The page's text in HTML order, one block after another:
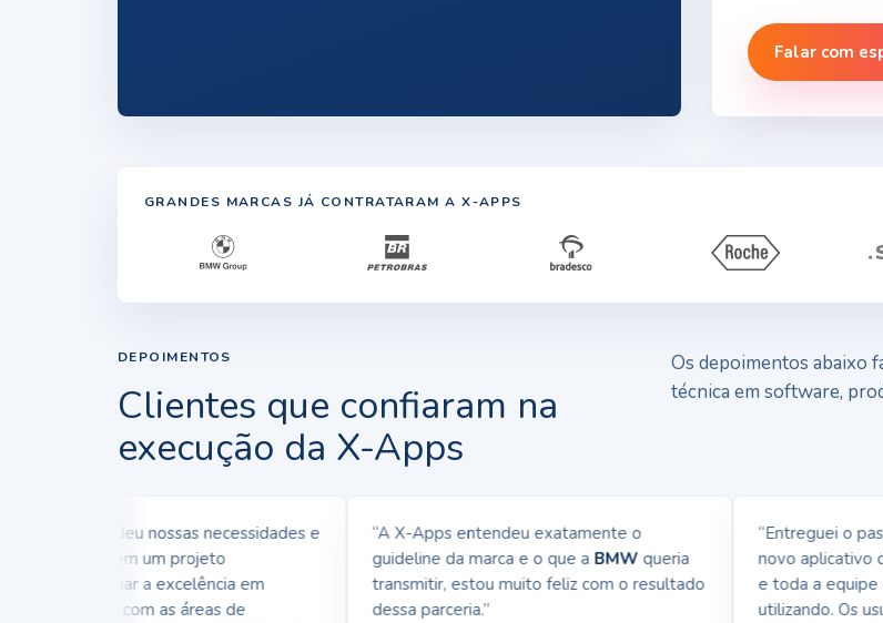
Falar com
GRANDES MARCAS JÁ CONTRATARAM A X-APPS
DEPOIMENTOS
Clientes que confiaram na
execução da X-Apps
Os depoimentos abaixo
técnica em software,
Apps entendeu nossas necessidades e
em um projeto
alinhar a excelência em
com as áreas de
“A X-Apps entendeu exatamente o
guideline da marca e o que aBMWqueria
transmitir, estou muito feliz com o resultado
dessa parceria.”
“Entreguei o
novo aplicativo do
e toda a equipe
utilizando. Os